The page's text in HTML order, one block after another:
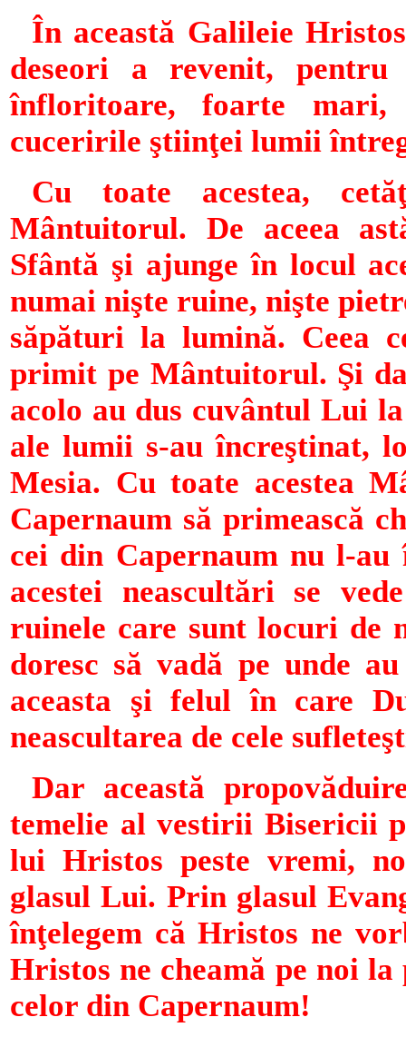
În această Galileie
deseori a revenit,
înfloritoare, foarte
cuceririle ştiinţei lumii
Cu toate acestea,
Mântuitorul. De aceea
Sfântă şi ajunge în locul
numai nişte ruine, nişte
săpături la lumină. Ceea
primit pe Mântuitorul. Şi
acolo au dus cuvântul Lui
ale lumii s-au încreştinat,
Mesia. Cu toate acestea
Capernaum să primească
cei din Capernaum nu l-
acestei neascultări se
ruinele care sunt locuri de
doresc să vadă pe unde
aceasta şi felul în care
neascultarea de cele
Dar această
temelie al vestirii Bisericii
lui Hristos peste vremi,
glasul Lui. Prin glasul
înţelegem că Hristos ne
Hristos ne cheamă pe noi
celor din Capernaum!